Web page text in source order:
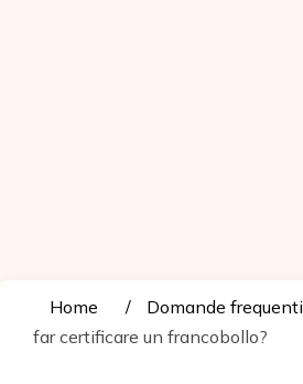
Home Domande frequenti
far certificare un francobollo?